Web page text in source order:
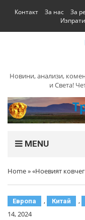
Контакт За нас За
Новини, анализи,
и Света!
MENU
Home»«Ноевият
Европа , Китай ,
14, 2024